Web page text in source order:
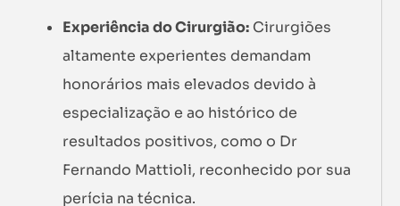
Experiência do Cirurgião: Cirurgiões
altamente experientes demandam
honorários mais elevados devido à
especialização e ao histórico de
resultados positivos, como o Dr
Fernando Mattioli, reconhecido por sua
perícia na técnica.